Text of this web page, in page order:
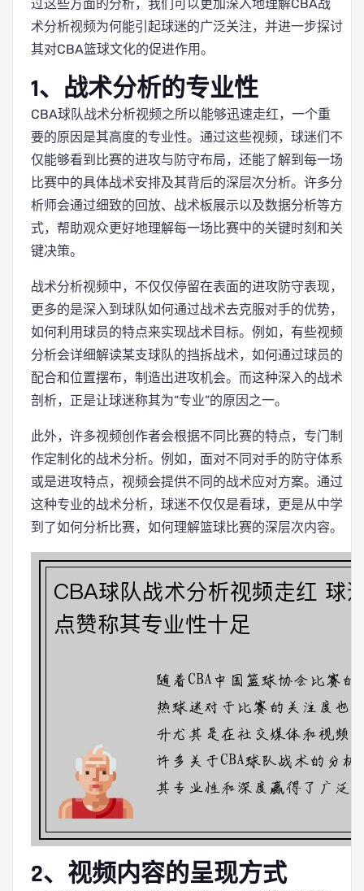
过这些方面的分析，我们可以更加深入地理解CBA战
术分析视频为何能引起球迷的广泛关注，并进一步探讨
其对CBA篮球文化的促进作用。
1、战术分析的专业性
CBA球队战术分析视频之所以能够迅速走红，一个重
要的原因是其高度的专业性。通过这些视频，球迷们不
仅能够看到比赛的进攻与防守布局，还能了解到每一场
比赛中的具体战术安排及其背后的深层次分析。许多分
析师会通过细致的回放、战术板展示以及数据分析等方
式，帮助观众更好地理解每一场比赛中的关键时刻和关
键决策。
战术分析视频中，不仅仅停留在表面的进攻防守表现，
更多的是深入到球队如何通过战术去克服对手的优势，
如何利用球员的特点来实现战术目标。例如，有些视频
分析会详细解读某支球队的挡拆战术，如何通过球员的
配合和位置摆布，制造出进攻机会。而这种深入的战术
剖析，正是让球迷称其为“专业”的原因之一。
此外，许多视频创作者会根据不同比赛的特点，专门制
作定制化的战术分析。例如，面对不同对手的防守体系
或是进攻特点，视频会提供不同的战术应对方案。通过
这种专业的战术分析，球迷不仅仅是看球，更是从中学
到了如何分析比赛，如何理解篮球比赛的深层次内容。
2、视频内容的呈现方式